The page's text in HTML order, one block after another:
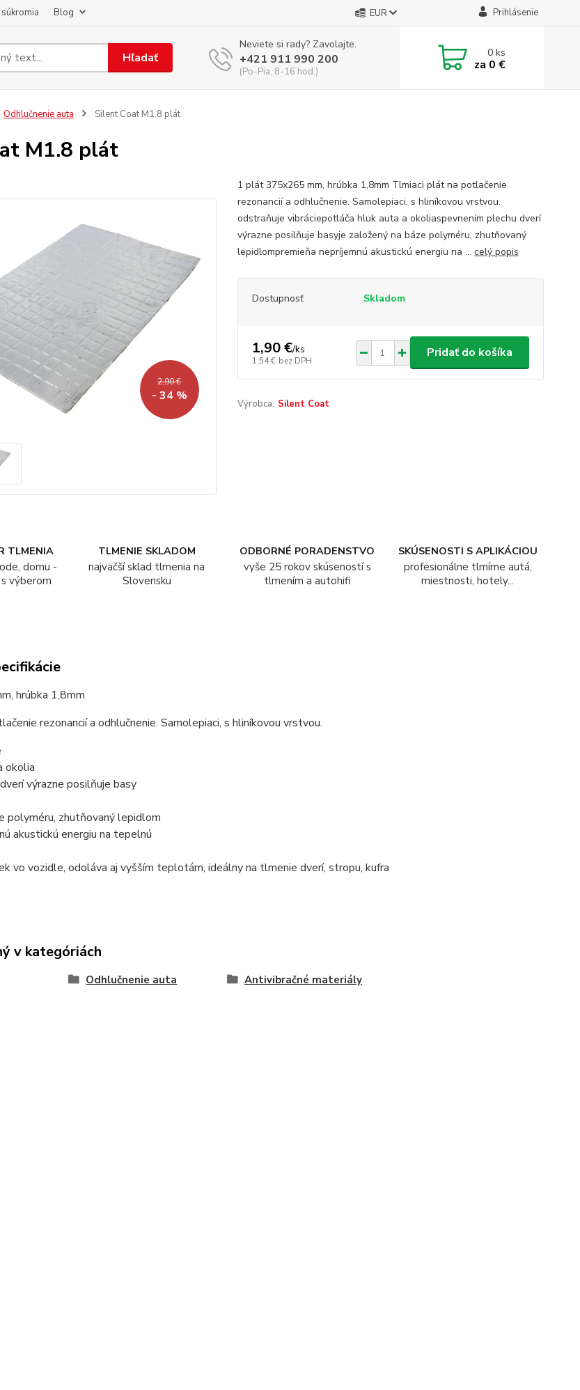
Blog EUR Prihlásenie
Hľadať
Neviete si rady? Zavolajte.
+421 911 990 200
(Po-Pia, 8-16 hod.)
0ks
za 0 €
Odhlučnenie auta Silent Coat M1.8 plát
M1.8 plát
2,90 €
- 34 %
1 plát 375x265 mm, hrúbka 1,8mm Tlmiaci plát na potlačenie
rezonancií a odhlučnenie. Samolepiaci, s hliníkovou vrstvou.
odstraňuje vibráciepotláča hluk auta a okoliaspevnením plechu dverí
výrazne posilňuje basyje založený na báze polyméru, zhutňovaný
lepidlompremieňa nepríjemnú akustickú energiu na ... celý popis
Dostupnosť Skladom
1,90 €/ks
1,54 € bez DPH
Pridať do košíka
Výrobca: Silent Coat
TLMENIA
domu -
výberom
TLMENIE SKLADOM
najväčší sklad tlmenia na
Slovensku
ODBORNÉ PORADENSTVO
vyše 25 rokov skúseností s
tlmením a autohifi
SKÚSENOSTI S APLIKÁCIOU
profesionálne tlmíme autá,
miestnosti, hotely...
hrúbka 1,8mm
rezonancií a odhlučnenie. Samolepiaci, s hliníkovou vrstvou.
okolia
výrazne posilňuje basy
polyméru, zhutňovaný lepidlom
akustickú energiu na tepelnú
vo vozidle, odoláva aj vyšším teplotám, ideálny na tlmenie dverí, stropu, kufra
v kategóriách
Odhlučnenie auta Antivibračné materiály